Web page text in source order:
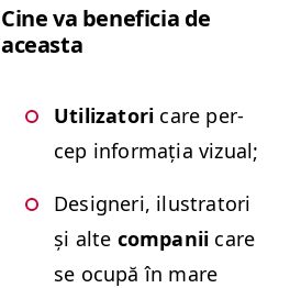
Cine va ben­e­fi­cia de
aceasta
Uti­liza­tori care per­
cep infor­mația vizual;
Designeri, ilus­tra­tori
și alte com­panii care
se ocupă în mare